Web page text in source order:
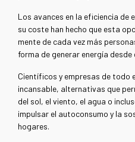
Los avances en la eficiencia de
su coste han hecho que esta
mente de cada vez más
forma de generar energía desde
Científicos y empresas de todo
incansable, alternativas que
del sol, el viento, el agua o
impulsar el autoconsumo y la
hogares.